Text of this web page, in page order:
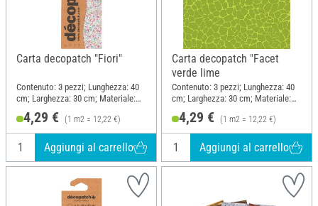
Carta decopatch "Fiori"
Contenuto: 3 pezzi; Lunghezza: 40
cm; Larghezza: 30 cm; Materiale:
4,29 € (1 m2 = 12,22 €)
Aggiungi al carrello
Carta decopatch "Facet
verde lime
Contenuto: 3 pezzi; Lunghezza: 40
cm; Larghezza: 30 cm; Materiale:
4,29 € (1 m2 = 12,22 €)
Aggiungi al carrello